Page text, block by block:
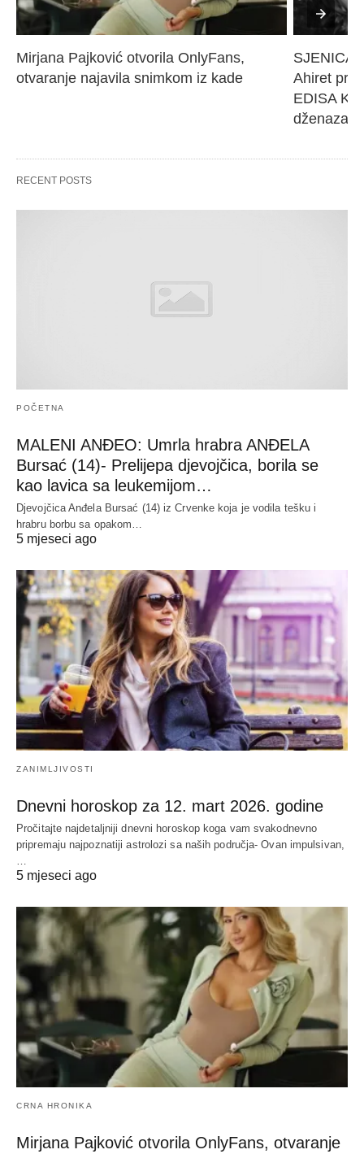
Mirjana Pajković otvorila OnlyFans,
otvaranje najavila snimkom iz kade
SJENICA
Ahiret
EDISA
dženaza
RECENT POSTS
POČETNA
MALENI ANĐEO: Umrla hrabra ANĐELA
Bursać (14)- Prelijepa djevojčica, borila se
kao lavica sa leukemijom…
Djevojčica Anđela Bursać (14) iz Crvenke koja je vodila tešku i
hrabru borbu sa opakom…
5 mjeseci ago
ZANIMLJIVOSTI
Dnevni horoskop za 12. mart 2026. godine
Pročitajte najdetaljniji dnevni horoskop koga vam svakodnevno
pripremaju najpoznatiji astrolozi sa naših područja- Ovan impulsivan,
…
5 mjeseci ago
CRNA HRONIKA
Mirjana Pajković otvorila OnlyFans, otvaranje